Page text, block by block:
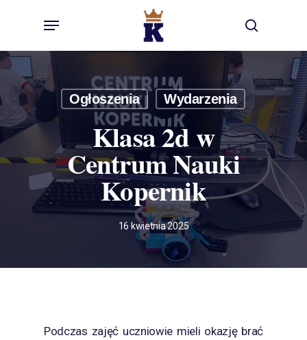
content
search
Menu
Ogłoszenia Wydarzenia
Klasa 2d w
Centrum Nauki
Kopernik
16 kwietnia 2025
Podczas zajęć uczniowie mieli okazję brać